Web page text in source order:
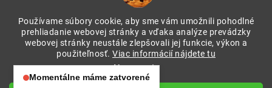
Používame súbory cookie, aby sme vám umožnili pohodlné
prehliadanie webovej stránky a vďaka analýze prevádzky
webovej stránky neustále zlepšovali jej funkcie, výkon a
použiteľnosť. Viac informácií nájdete tu
Nastavenie
0917 000 000
Momentálne máme zatvorené